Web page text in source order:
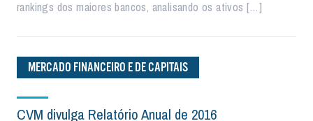
rankings dos maiores bancos, analisando os ativos […]
MERCADO FINANCEIRO E DE CAPITAIS
CVM divulga Relatório Anual de 2016